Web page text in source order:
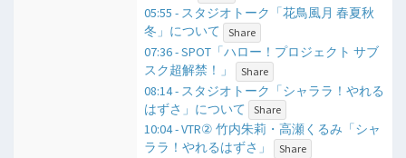
05:55 - スタジオトーク「花鳥風月 春夏秋
冬」について
Share
07:36 - SPOT「ハロー！プロジェクト サブ
スク超解禁！」
Share
08:14 - スタジオトーク「シャララ！やれる
はずさ」について
Share
10:04 - VTR② 竹内朱莉・高瀬くるみ「シャ
ララ！やれるはずさ」
Share